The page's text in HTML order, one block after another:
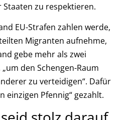
zu respektieren.
EU-Strafen zahlen werde,
Migranten aufnehme,
gebe mehr als zwei
den Schengen-Raum
zu verteidigen“. Dafür
einzigen Pfennig“ gezahlt.